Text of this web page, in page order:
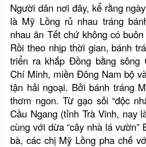
Người dân nơi đây, kể rằng
là Mỹ Lồng rủ nhau tráng
nhau ăn Tết chứ không có
Rồi theo nhịp thời gian, bánh
triển ra khắp Đồng bằng sông
Chí Minh, miền Đông Nam bộ
tận hải ngoại. Bởi bánh tráng
thơm ngon. Từ gạo sỏi “độc
Cầu Ngang (tỉnh Trà Vinh, nay
cùng với dừa “cây nhà lá vườn”
bà, các chị Mỹ Lồng pha chế